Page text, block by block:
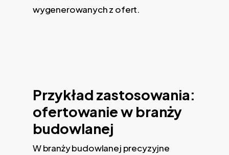
wygenerowanych z ofert.
Przykład zastosowania:
ofertowanie w branży
budowlanej
W branży budowlanej precyzyjne